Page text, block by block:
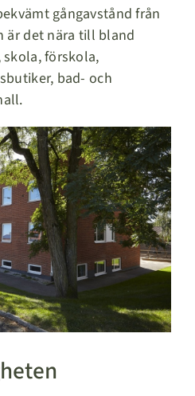
gångavstånd från
är det nära till bland
förskola,
bad- och